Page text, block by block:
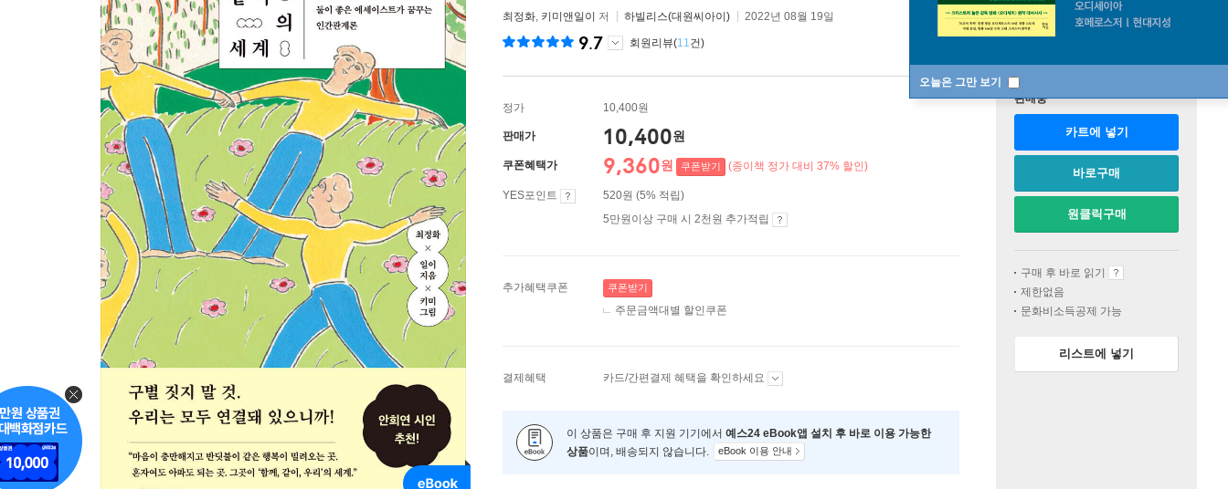
오늘은 그만 보기
최정화, 키미앤일이 저 하빌리스(대원씨아이) 2022년 08월 19일
9.7 회원리뷰(11건)
정가 10,400원
판매가 10,400원
쿠폰혜택가 9,360원 쿠폰받기 (종이책 정가 대비 37% 할인)
YES포인트
520원 (5% 적립)
5만원이상 구매 시 2천원 추가적립
추가혜택쿠폰 쿠폰받기
주문금액대별 할인쿠폰
결제혜택 카드/간편결제 혜택을 확인하세요
이 상품은 구매 후 지원 기기에서 예스24 eBook앱 설치 후 바로 이용 가능한
상품이며, 배송되지 않습니다. eBook 이용 안내
판매중
카트에 넣기
바로구매
원클릭구매
구매 후 바로 읽기
제한없음
문화비소득공제 가능
리스트에 넣기